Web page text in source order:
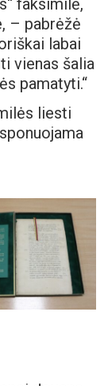
faksimilė,
– pabrėžė
labai
vienas šalia
pamatyti.“
liesti